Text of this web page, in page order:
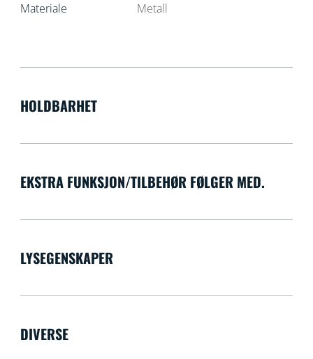
Materiale Metall
HOLDBARHET
EKSTRA FUNKSJON/TILBEHØR FØLGER MED.
LYSEGENSKAPER
DIVERSE